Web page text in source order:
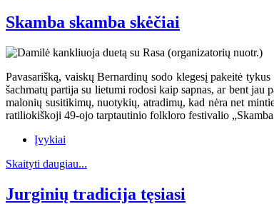
Skamba skamba skėčiai
Pavasarišką, vaiskų Bernardinų sodo klegesį pakeitė
šachmatų partija su lietumi rodosi kaip sapnas, ar bent
malonių susitikimų, nuotykių, atradimų, kad nėra net
ratiliokiškoji 49-ojo tarptautinio folkloro festivalio
Įvykiai
Skaityti daugiau...
Jurginių tradicija tęsiasi